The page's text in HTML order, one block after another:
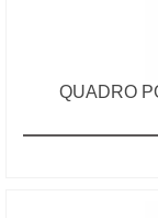
QUADRO